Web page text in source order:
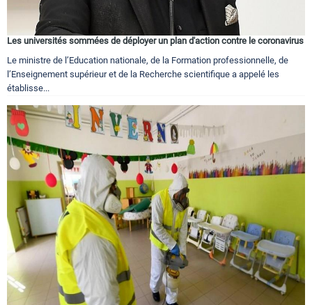
Les universités sommées de déployer un plan d'action contre le coronavirus
Le ministre de l’Education nationale, de la Formation professionnelle, de
l’Enseignement supérieur et de la Recherche scientifique a appelé les
établisse...